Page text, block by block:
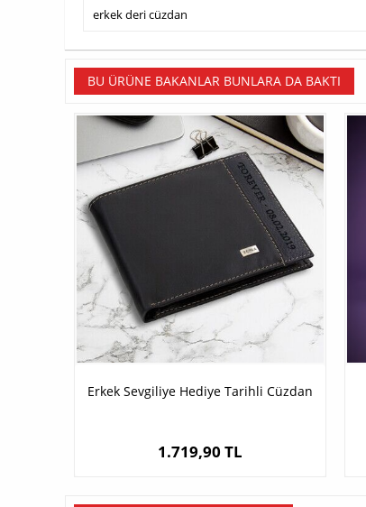
erkek deri cüzdan
BU ÜRÜNE BAKANLAR BUNLARA DA BAKTI
Erkek Sevgiliye Hediye Tarihli Cüzdan
1.719,90 TL